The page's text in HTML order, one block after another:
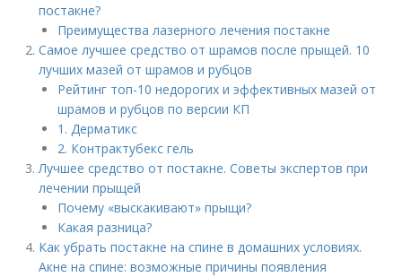
постакне?
Преимущества лазерного лечения постакне
Самое лучшее средство от шрамов после прыщей. 10
лучших мазей от шрамов и рубцов
Рейтинг топ-10 недорогих и эффективных мазей от
шрамов и рубцов по версии КП
1. Дерматикс
2. Контрактубекс гель
Лучшее средство от постакне. Советы экспертов при
лечении прыщей
Почему «выскакивают» прыщи?
Какая разница?
Как убрать постакне на спине в домашних условиях.
Акне на спине: возможные причины появления